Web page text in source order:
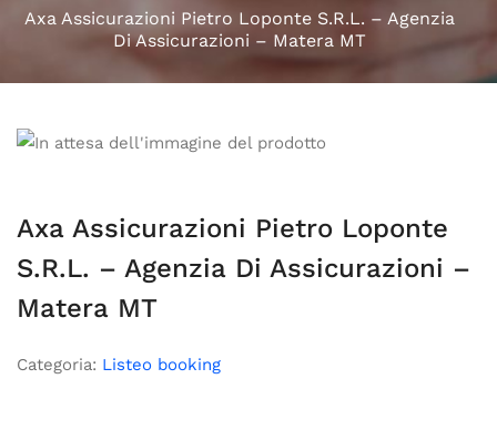
Axa Assicurazioni Pietro Loponte S.R.L. – Agenzia
Di Assicurazioni – Matera MT
Axa Assicurazioni Pietro Loponte
S.R.L. – Agenzia Di Assicurazioni –
Matera MT
Categoria: Listeo booking